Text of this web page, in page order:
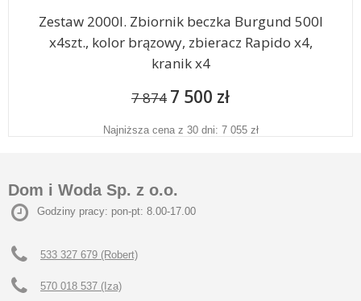
Zestaw 2000l. Zbiornik beczka Burgund 500l
x4szt., kolor brązowy, zbieracz Rapido x4,
kranik x4
7 874 7 500 zł
Najniższa cena z 30 dni: 7 055 zł
Dom i Woda Sp. z o.o.
Godziny pracy: pon-pt: 8.00-17.00
533 327 679 (Robert)
570 018 537 (Iza)